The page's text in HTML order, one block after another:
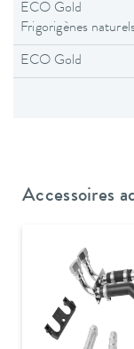
ECO Gold
Frigorigènes
ECO Gold
Accessoires